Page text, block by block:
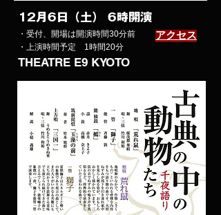
12月6日（土） 6時開演
・受付、開場は開演時間30分前
・上演時間予定 1時間20分
THEATRE E9 KYOTO
​アクセス